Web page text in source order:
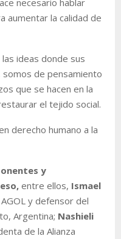
aumentar la calidad de
ideas donde sus
de pensamiento
que se hacen en la
el tejido social.
derecho humano a la
y
entre ellos, Ismael
y defensor del
Argentina; Nashieli
de la Alianza